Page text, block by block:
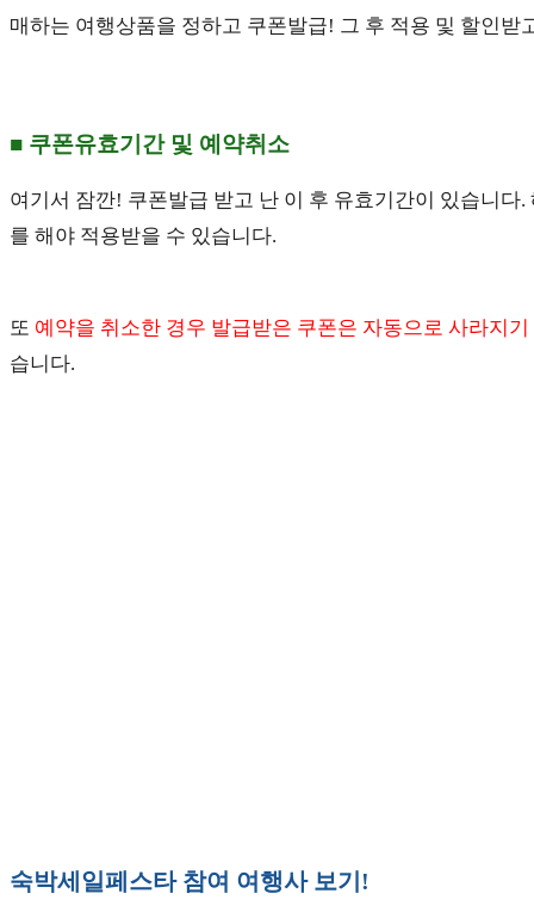
매하는 여행상품을 정하고 쿠폰발급! 그 후 적용 및 할인받
■ 쿠폰유효기간 및 예약취소
여기서 잠깐! 쿠폰발급 받고 난 이 후 유효기간이 있습니
를 해야 적용받을 수 있습니다.
또 예약을 취소한 경우 발급받은 쿠폰은 자동으로 사라지기
습니다.
숙박세일페스타 참여 여행사 보기!